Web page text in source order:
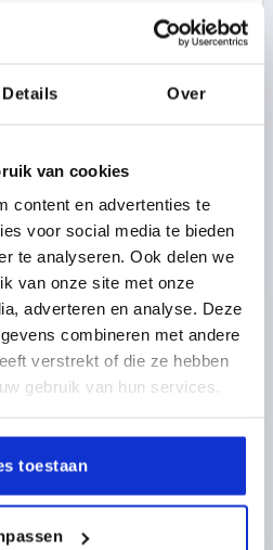
Details Over
van cookies
content en advertenties te
voor social media te bieden
te analyseren. Ook delen we
van onze site met onze
adverteren en analyse. Deze
combineren met andere
verstrekt of die ze hebben
gebruik van hun services.
toestaan
DIN319
ZWART
D6=15 HOOGTE=22,5
DETAILS